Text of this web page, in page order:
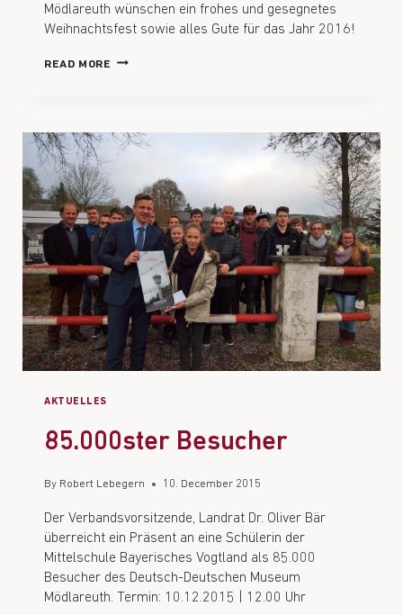
Mödlareuth wünschen ein frohes und gesegnetes
Weihnachtsfest sowie alles Gute für das Jahr 2016!
READ MORE
AKTUELLES
85.000ster Besucher
By Robert Lebegern 10. December 2015
Der Verbandsvorsitzende, Landrat Dr. Oliver Bär
überreicht ein Präsent an eine Schülerin der
Mittelschule Bayerisches Vogtland als 85.000
Besucher des Deutsch-Deutschen Museum
Mödlareuth. Termin: 10.12.2015 | 12.00 Uhr